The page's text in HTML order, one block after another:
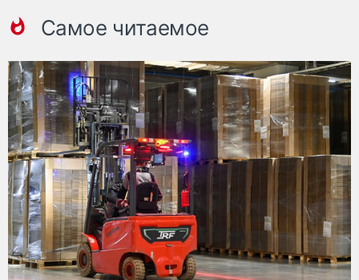
Самое читаемое